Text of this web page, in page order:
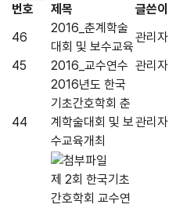
번호 제목 글쓴이
46
2016_춘계학술
대회 및 보수교육
관리자
45
2016_교수연수 관리자
44
2016년도 한국
기초간호학회 춘
계학술대회 및 보
수교육개최
관리자
제 2회 한국기초
간호학회 교수연